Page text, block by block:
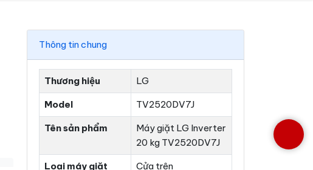
Thông tin chung
Thương hiệu LG
Model TV2520DV7J
Tên sản phẩm
Máy giặt LG Inverter
20 kg TV2520DV7J
Loại máy giặt Cửa trên